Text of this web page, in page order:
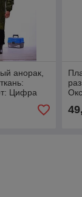
анорак,
Цифра